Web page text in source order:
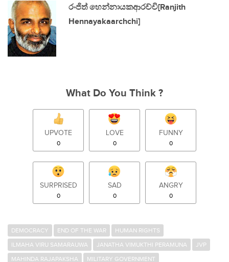
රංජිත් හෙන්නායකආරච්චි[Ranjith
Hennayakaarchchi]
What Do You Think ?
UPVOTE
0
LOVE
0
FUNNY
0
SURPRISED
0
SAD
0
ANGRY
0
DEMOCRACY END OF THE WAR
HUMAN RIGHTS
ILMAHA VIRU SAMARAUWA
JANATHA VIMUKTHI PERAMUNA
JVP
MAHINDA RAJAPAKSHA
MILITARY GOVERNMENT